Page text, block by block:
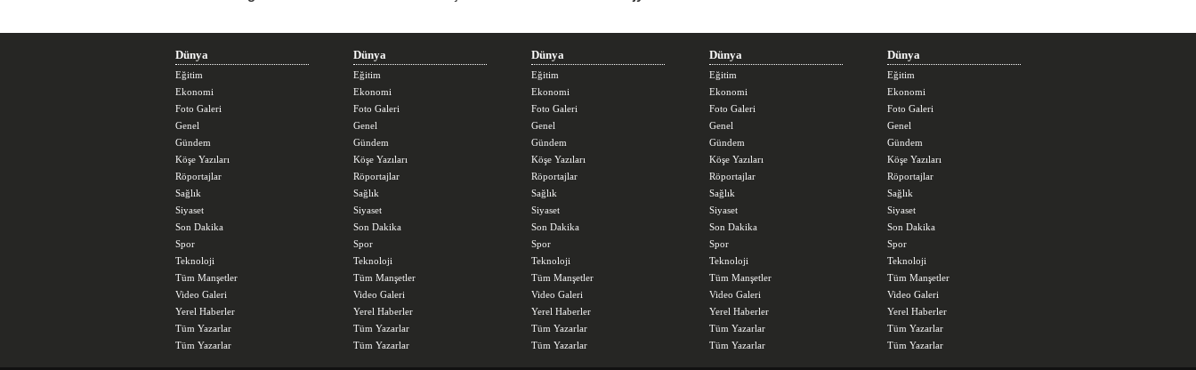
Dünya
Eğitim
Ekonomi
Foto Galeri
Genel
Gündem
Köşe Yazıları
Röportajlar
Sağlık
Siyaset
Son Dakika
Spor
Teknoloji
Tüm Manşetler
Video Galeri
Yerel Haberler
Tüm Yazarlar
Tüm Yazarlar
Dünya
Eğitim
Ekonomi
Foto Galeri
Genel
Gündem
Köşe Yazıları
Röportajlar
Sağlık
Siyaset
Son Dakika
Spor
Teknoloji
Tüm Manşetler
Video Galeri
Yerel Haberler
Tüm Yazarlar
Tüm Yazarlar
Dünya
Eğitim
Ekonomi
Foto Galeri
Genel
Gündem
Köşe Yazıları
Röportajlar
Sağlık
Siyaset
Son Dakika
Spor
Teknoloji
Tüm Manşetler
Video Galeri
Yerel Haberler
Tüm Yazarlar
Tüm Yazarlar
Dünya
Eğitim
Ekonomi
Foto Galeri
Genel
Gündem
Köşe Yazıları
Röportajlar
Sağlık
Siyaset
Son Dakika
Spor
Teknoloji
Tüm Manşetler
Video Galeri
Yerel Haberler
Tüm Yazarlar
Tüm Yazarlar
Dünya
Eğitim
Ekonomi
Foto Galeri
Genel
Gündem
Köşe Yazıları
Röportajlar
Sağlık
Siyaset
Son Dakika
Spor
Teknoloji
Tüm Manşetler
Video Galeri
Yerel Haberler
Tüm Yazarlar
Tüm Yazarlar